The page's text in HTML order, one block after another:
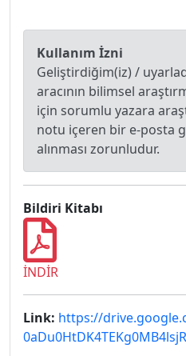
Kullanım İzni
Geliştirdiğim(iz) /
aracının bilimsel
için sorumlu yazara
notu içeren bir e-posta
alınması zorunludur.
Bildiri Kitabı
İNDİR
Link: https://